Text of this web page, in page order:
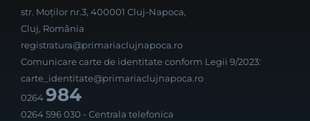
str. Moților nr.3, 400001 Cluj-Napoca,
Cluj, România
registratura@primariaclujnapoca.ro
Comunicare carte de identitate conform Legii 9/2023:
carte_identitate@primariaclujnapoca.ro
0264984
0264 596 030 - Centrala telefonica